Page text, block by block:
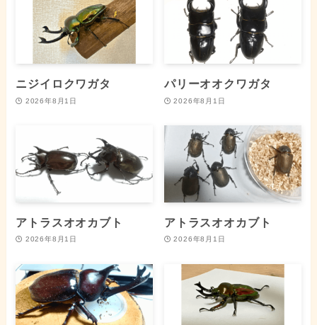
ニジイロクワガタ
2026年8月1日
パリーオオクワガタ
2026年8月1日
アトラスオオカブト
2026年8月1日
アトラスオオカブト
2026年8月1日